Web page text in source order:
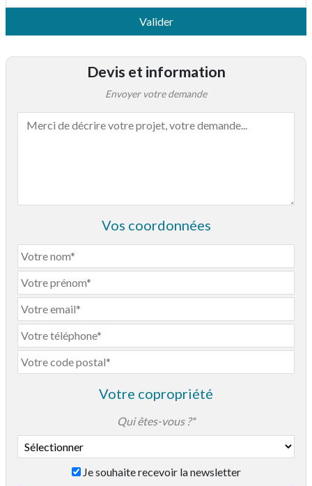
Valider
Devis et information
Envoyer votre demande
Vos coordonnées
Votre copropriété
Qui êtes-vous ?*
Taille de la copropriété*
Je souhaite recevoir la newsletter